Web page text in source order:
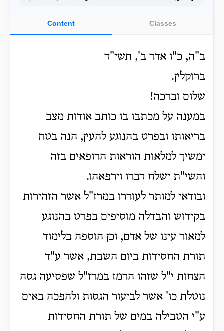
Content Classes
ב"ה, כ"ו אדר ב', תשי"ד
ברוקלין.
שלום וברכה!
במענה על מכתבו בו כותב אודות מצב
בריאותו ובפרט בהנוגע להעין, הנה בטח
ימשיך למלאות הוראות הרופאים בזה
והשי"ת ישלח דברו וירפאהו.
ובודאי למותר לעוררו במרז"ל אשר הזהירות
בקידוש והבדלה מוסיפים בפרט בהנוגע
למאור עינו של אדם, וכן הוספה בלימוד
תורת החסידות ביום השבת, אשר ע"ד
הצחות י"ל שזהו הרמז במרז"ל שפסיעה גסה
נוטלת כו' אשר לביעור הגסות ולהפכה באים
ע"י הטבילה במים של תורת החסידות